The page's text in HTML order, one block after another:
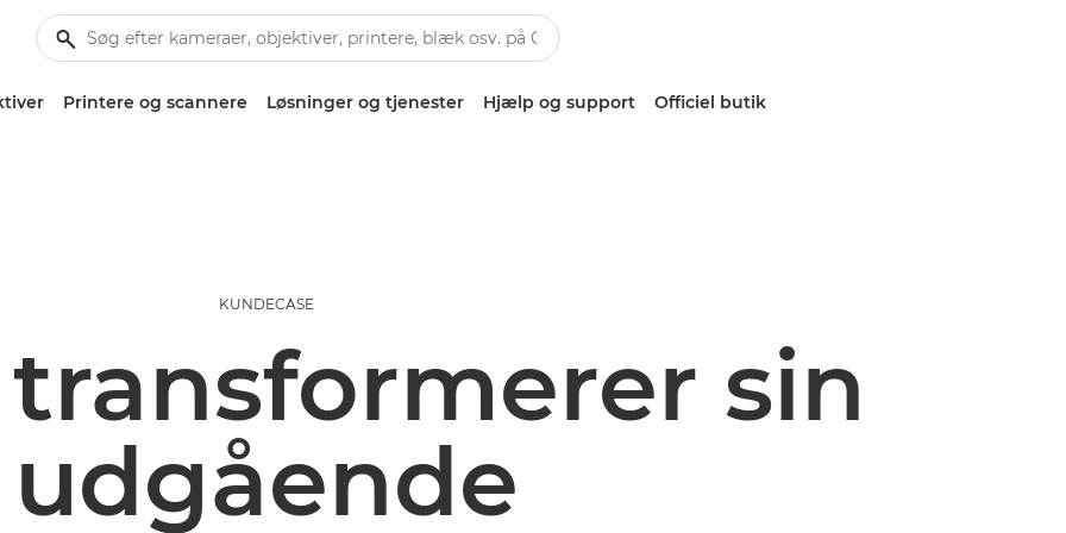
Printere og scannere Løsninger og tjenester Hjælp og support Officiel butik
KUNDECASE
sin
udgående